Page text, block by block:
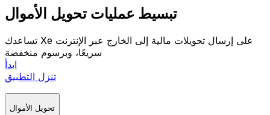
تبسيط عمليات تحويل الأموال
تساعدك Xe على إرسال تحويلات مالية إلى الخارج عبر الإنترنت
سريعًا، وبرسوم منخفضة
ابدأ
تنزل التطبيق
تحويل الأموال